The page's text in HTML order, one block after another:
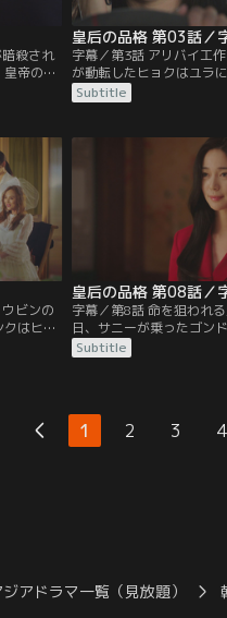
殺され
帝の秘
業で、
と伝え
け出す。
皇后の品格 第03話／
字幕／第3話 アリバイ工
が動転したヒョクはユラ
死体を道に捨ててピチ島
室から電話が入り、ひき
はアリバイを作るためあ
Subtitle
ビンの
はヒョ
護員に
ラを追
皇后の品格 第08話／
字幕／第8話 命を狙われ
日、サニーが乗ったゴン
てサニーが宙づりになり
1人助けようとしない中、
指示する。
Subtitle
1 2 3 4
アドラマ一覧（見放題）